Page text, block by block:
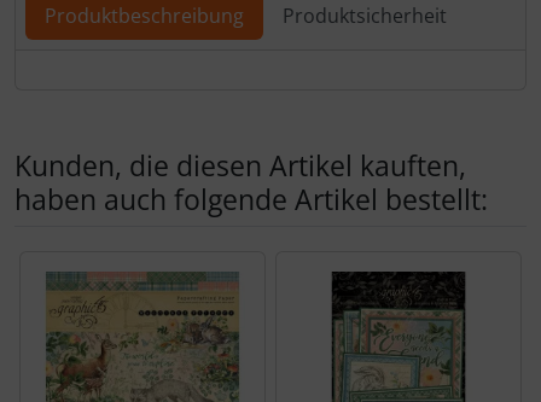
Produktbeschreibung Produktsicherheit
Kunden, die diesen Artikel kauften,
haben auch folgende Artikel bestellt: